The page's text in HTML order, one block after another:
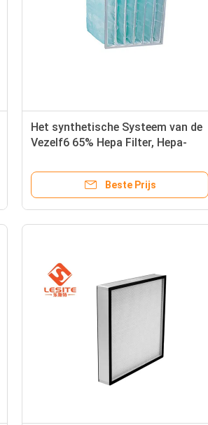
Het synthetische Systeem van de
Vezelf6 65% Hepa Filter, Hepa-
Beste Prijs